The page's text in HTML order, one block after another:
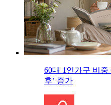
60대 1인가구 비중
후’ 증가